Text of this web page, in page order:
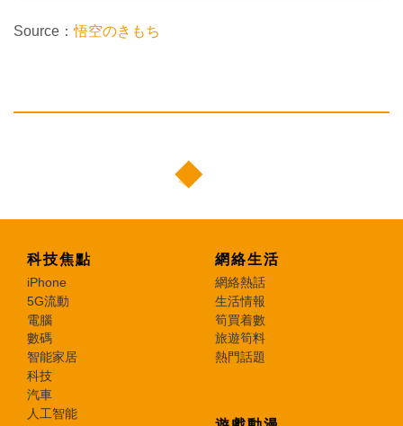
Source：悟空のきもち
科技焦點
iPhone
5G流動
電腦
數碼
智能家居
科技
汽車
人工智能
網絡生活
網絡熱話
生活情報
筍買着數
旅遊筍料
熱門話題